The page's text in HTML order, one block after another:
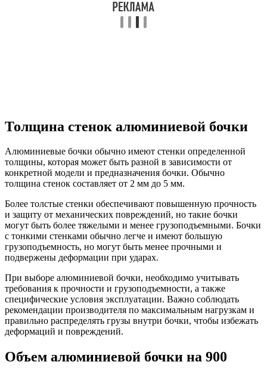
Толщина стенок алюминиевой бочки
Алюминиевые бочки обычно имеют стенки определенной
толщины, которая может быть разной в зависимости от
конкретной модели и предназначения бочки. Обычно
толщина стенок составляет от 2 мм до 5 мм.
Более толстые стенки обеспечивают повышенную прочность
и защиту от механических повреждений, но такие бочки
могут быть более тяжелыми и менее грузоподъемными. Бочки
с тонкими стенками обычно легче и имеют большую
грузоподъемность, но могут быть менее прочными и
подвержены деформации при ударах.
При выборе алюминиевой бочки, необходимо учитывать
требования к прочности и грузоподъемности, а также
специфические условия эксплуатации. Важно соблюдать
рекомендации производителя по максимальным нагрузкам и
правильно распределять грузы внутри бочки, чтобы избежать
деформаций и повреждений.
Объем алюминиевой бочки на 900